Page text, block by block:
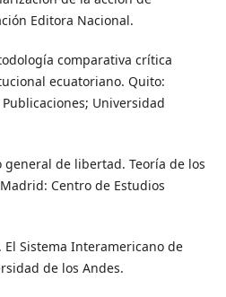
Editora Nacional.
comparativa crítica
ecuatoriano. Quito:
Universidad
general de libertad. Teoría de los
Centro de Estudios
El Sistema Interamericano de
de los Andes.